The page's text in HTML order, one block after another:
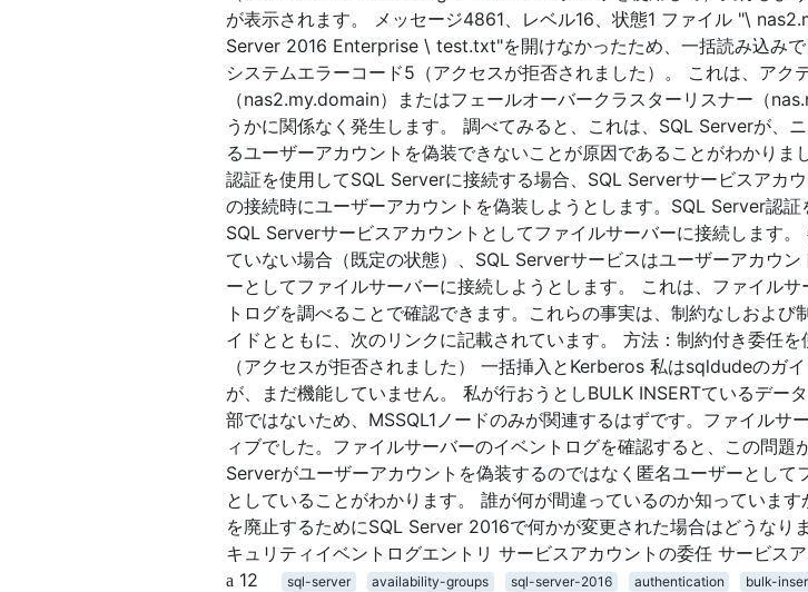
が表示されます。 メッセージ4861、レベル16、状態1 ファイル "\
Server 2016 Enterprise \ test.txt"を開けなかったため、一括読み込み
システムエラーコード5（アクセスが拒否されました）。 これは、アク
（nas2.my.domain）またはフェールオーバークラスターリスナー（
うかに関係なく発生します。 調べてみると、これは、SQL Serverが、
るユーザーアカウントを偽装できないことが原因であることがわかりま
認証を使用してSQL Serverに接続する場合、SQL Serverサービスアカ
の接続時にユーザーアカウントを偽装しようとします。SQL Server認証
SQL Serverサービスアカウントとしてファイルサーバーに接続します
ていない場合（既定の状態）、SQL Serverサービスはユーザーアカウ
ーとしてファイルサーバーに接続しようとします。 これは、ファイル
トログを調べることで確認できます。これらの事実は、制約なしおよび
イドとともに、次のリンクに記載されています。 方法：制約付き委任
（アクセスが拒否されました） 一括挿入とKerberos 私はsqldudeのガ
が、まだ機能していません。 私が行おうとしBULK INSERTているデー
部ではないため、MSSQL1ノードのみが関連するはずです。ファイルサ
ィブでした。ファイルサーバーのイベントログを確認すると、この問題
Serverがユーザーアカウントを偽装するのではなく匿名ユーザーとして
としていることがわかります。 誰が何が間違っているのか知っていま
を廃止するためにSQL Server 2016で何かが変更された場合はどうなり
キュリティイベントログエントリ サービスアカウントの委任 サービス
12
sql-server availability-groups sql-server-2016 authentication bulk-